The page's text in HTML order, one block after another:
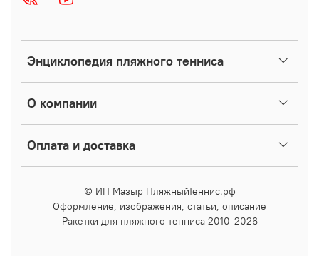
Энциклопедия пляжного тенниса
О компании
Оплата и доставка
© ИП Мазыр ПляжныйТеннис.рф
Оформление, изображения, статьи, описание
Ракетки для пляжного тенниса 2010-2026